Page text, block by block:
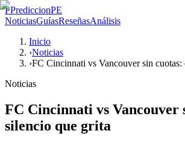
PPrediccionPE
NoticiasGuíasReseñasAnálisis
Inicio
›Noticias
›FC Cincinnati vs Vancouver sin cuotas:
Noticias
FC Cincinnati vs Vancouver
silencio que grita